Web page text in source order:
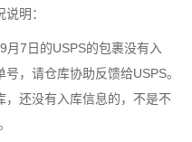
明：
7日的USPS的包裹没有入
，请仓库协助反馈给USPS。
，还没有入库信息的，不是不